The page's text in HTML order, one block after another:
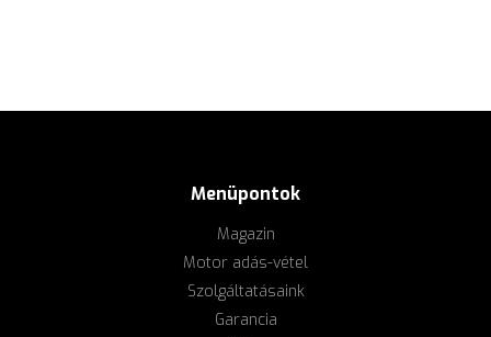
Menüpontok
Magazin
Motor adás-vétel
Szolgáltatásaink
Garancia